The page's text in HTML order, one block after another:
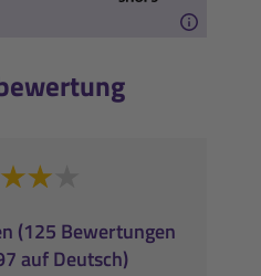
(125 Bewertungen
auf Deutsch)